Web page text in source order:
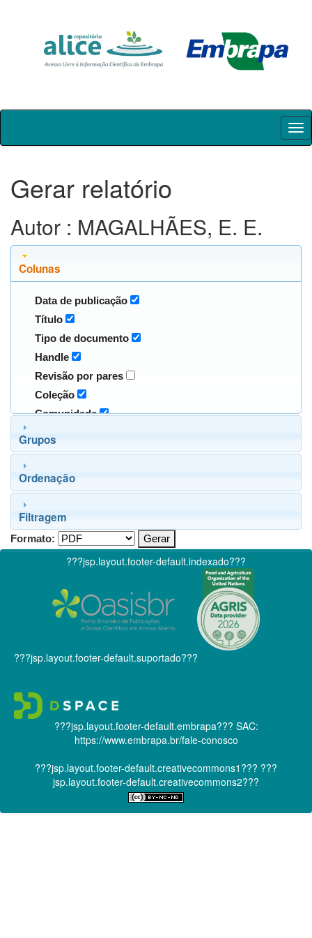
Skip
Gerar relatório
Autor : MAGALHÃES, E. E.
Colunas
Data de publicação
Título
Tipo de documento
Handle
Revisão por pares
Coleção
Comunidade
Grupos
Ordenação
Filtragem
Formato:
???jsp.layout.footer-default.indexado???
???jsp.layout.footer-default.suportado???
???jsp.layout.footer-default.embrapa??? SAC:
https://www.embrapa.br/fale-conosco
???jsp.layout.footer-default.creativecommons1??? ???
jsp.layout.footer-default.creativecommons2???